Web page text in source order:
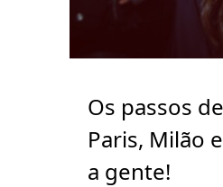
Os passos
Paris, Milão
a gente!